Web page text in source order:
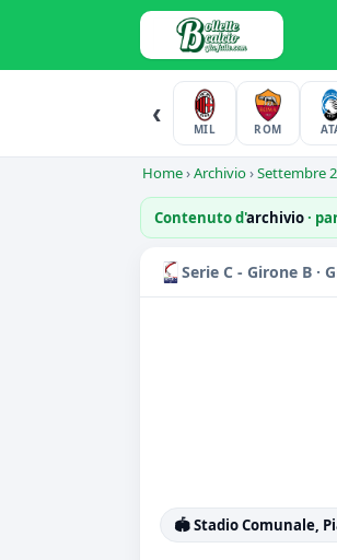
‹
MIL ROM
Home›Archivio›Settembre
Contenuto d'archivio·
Serie C - Girone B ·
🏟️ Stadio Comunale,